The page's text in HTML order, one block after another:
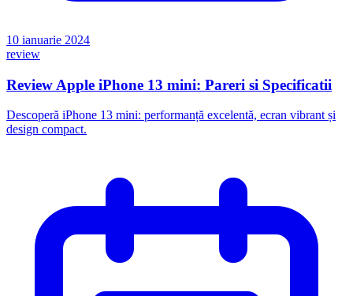
10 ianuarie 2024
review
Review Apple iPhone 13 mini: Pareri si Specificatii
Descoperă iPhone 13 mini: performanță excelentă, ecran vibrant și
design compact.